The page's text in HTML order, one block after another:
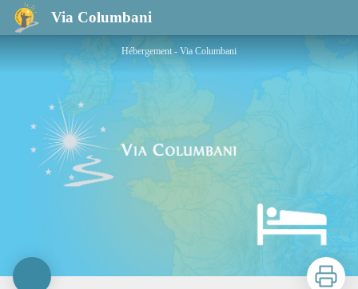
Via Columbani
Les prémontrés à Falaise
Hébergement - Via Columbani
Imprimer